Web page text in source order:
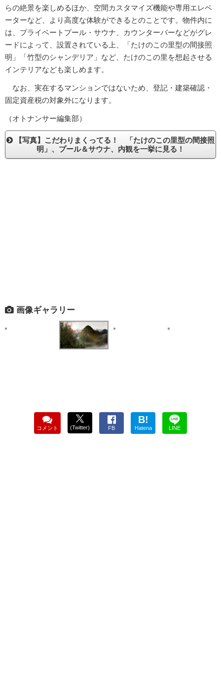
らの絶景を楽しめるほか、空間カスタマイズ機能や専用エレベ
ーターなど、より高度な体験ができるとのことです。物件内に
は、プライベートプール・サウナ、カウンターバーなどがグレ
ードによって、設置されている上、「たけのこの里型の間接照
明」「竹型のシャンデリア」など、たけのこの里を想起させる
インテリアなども楽しめます。
なお、実在するマンションではないため、登記・建築確認・
固定資産税の対象外になります。
（オトナンサー編集部）
【写真】こだわりまくってる！ 「たけのこの里型の間接照
明」、プール＆サウナ、内観を一挙に見る！
画像ギャラリー
コメント (Twitter) FB
B!
Hatena LINE